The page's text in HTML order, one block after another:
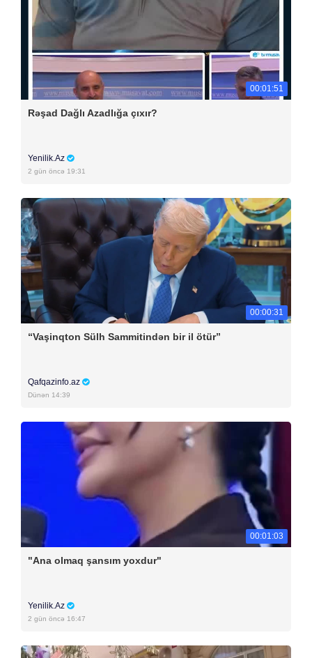
00:01:51
Rəşad Dağlı Azadlığa çıxır?
Yenilik.Az
2 gün öncə 19:31
00:00:31
“Vaşinqton Sülh Sammitindən bir il ötür”
Qafqazinfo.az
Dünən 14:39
00:01:03
"Ana olmaq şansım yoxdur"
Yenilik.Az
2 gün öncə 16:47